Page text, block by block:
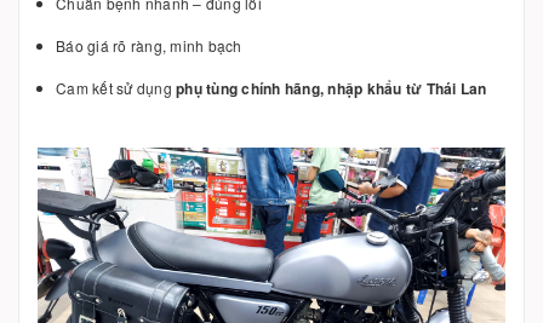
Báo giá rõ ràng, minh bạch
Cam kết sử dụng phụ tùng chính hãng, nhập khẩu từ Thái Lan